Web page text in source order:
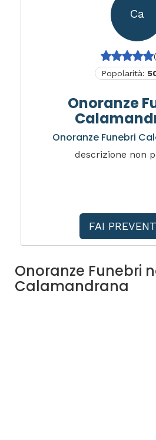
Ca
Popolarità:
Onoranze
Onoranze Funebri
descrizione non
FAI
Onoranze Funebri
Calamandrana